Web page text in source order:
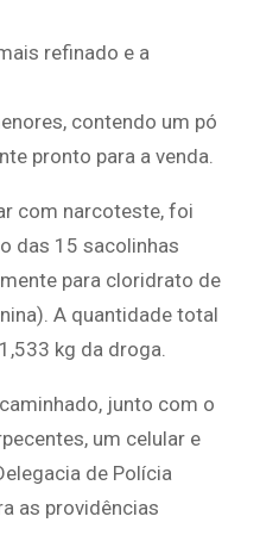
refinado e a
contendo um pó
pronto para a venda.
com narcoteste, foi
das 15 sacolinhas
para cloridrato de
A quantidade total
kg da droga.
junto com o
um celular e
de Polícia
as providências